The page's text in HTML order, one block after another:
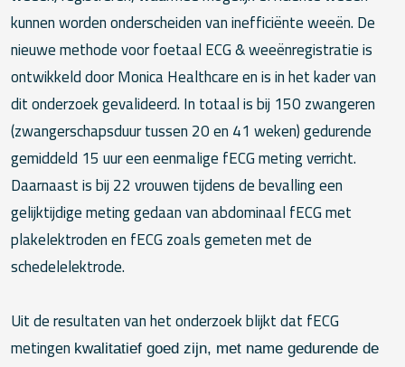
kunnen worden onderscheiden van inefficiënte weeën. De
nieuwe methode voor foetaal ECG & weeënregistratie is
ontwikkeld door Monica Healthcare en is in het kader van
dit onderzoek gevalideerd. In totaal is bij 150 zwangeren
(zwangerschapsduur tussen 20 en 41 weken) gedurende
gemiddeld 15 uur een eenmalige fECG meting verricht.
Daarnaast is bij 22 vrouwen tijdens de bevalling een
gelijktijdige meting gedaan van abdominaal fECG met
plakelektroden en fECG zoals gemeten met de
schedelelektrode.
Uit de resultaten van het onderzoek blijkt dat fECG
metingen kwalitatief goed zijn, met name gedurende de